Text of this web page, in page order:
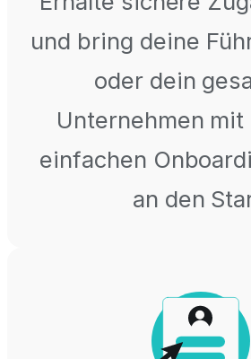
und bring deine
oder dein
Unternehmen mit
einfachen
an den